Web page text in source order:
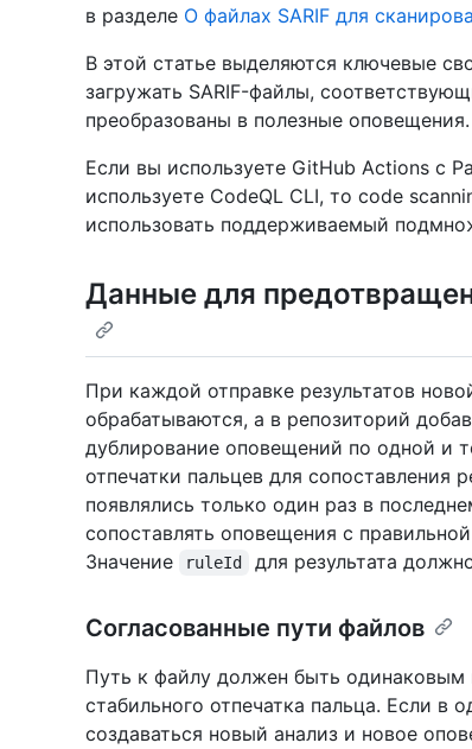
в разделе О файлах SARIF для
В этой статье выделяются ключевые
загружать SARIF-файлы,
преобразованы в полезные оповещения.
Если вы используете GitHub Actions с
используете CodeQL CLI, то code
использовать поддерживаемый
Данные для
При каждой отправке результатов
обрабатываются, а в репозиторий
дублирование оповещений по одной и
отпечатки пальцев для сопоставления
появлялись только один раз в
сопоставлять оповещения с
Значение
ruleId для результата
Согласованные пути файлов
Путь к файлу должен быть одинаковым
стабильного отпечатка пальца. Если в
создаваться новый анализ и новое